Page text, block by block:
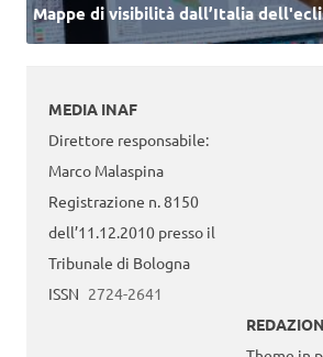
Mappe di visibilità dall’Italia
MEDIA INAF
Direttore responsabile:
Marco Malaspina
Registrazione n. 8150
dell’11.12.2010 presso il
Tribunale di Bologna
ISSN 2724-2641